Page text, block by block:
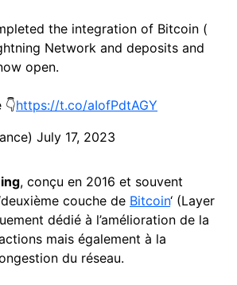
the integration of Bitcoin (
Network and deposits and
open.
https://t.co/aIofPdtAGY
July 17, 2023
, conçu en 2016 et souvent
couche de Bitcoin‘ (Layer
dédié à l’amélioration de la
mais également à la
du réseau.